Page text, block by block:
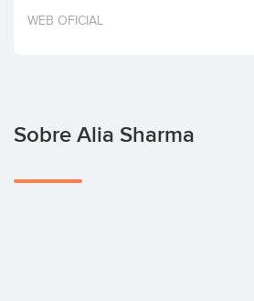
Invertir
WEB OFICIAL
Sobre Alia Sharma